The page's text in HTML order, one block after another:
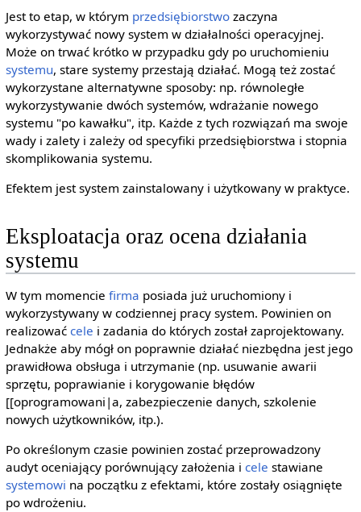
Jest to etap, w którym przedsiębiorstwozaczyna
wykorzystywać nowy system w działalności operacyjnej.
Może on trwać krótko w przypadku gdy po uruchomieniu
systemu, stare systemy przestają działać. Mogą też zostać
wykorzystane alternatywne sposoby: np. równoległe
wykorzystywanie dwóch systemów, wdrażanie nowego
systemu "po kawałku", itp. Każde z tych rozwiązań ma swoje
wady i zalety i zależy od specyfiki przedsiębiorstwa i stopnia
skomplikowania systemu.
Efektem jest system zainstalowany i użytkowany w praktyce.
Eksploatacja oraz ocena działania
systemu
W tym momencie firma posiada już uruchomiony i
wykorzystywany w codziennej pracy system. Powinien on
realizować cele i zadania do których został zaprojektowany.
Jednakże aby mógł on poprawnie działać niezbędna jest jego
prawidłowa obsługa i utrzymanie (np. usuwanie awarii
sprzętu, poprawianie i korygowanie błędów
[[oprogramowani|a, zabezpieczenie danych, szkolenie
nowych użytkowników, itp.).
Po określonym czasie powinien zostać przeprowadzony
audyt oceniający porównujący założenia i cele stawiane
systemowi na początku z efektami, które zostały osiągnięte
po wdrożeniu.